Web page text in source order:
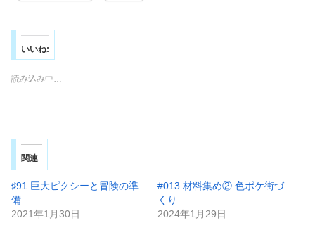
いいね:
読み込み中…
関連
♯91 巨大ピクシーと冒険の準
備
2021年1月30日
#013 材料集め② 色ポケ街づ
くり
2024年1月29日